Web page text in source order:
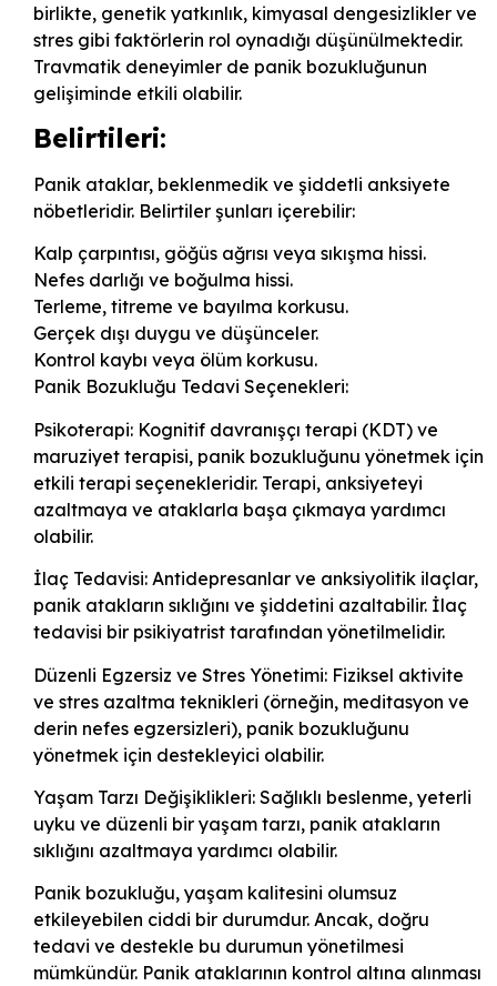
birlikte, genetik yatkınlık, kimyasal dengesizlikler ve
stres gibi faktörlerin rol oynadığı düşünülmektedir.
Travmatik deneyimler de panik bozukluğunun
gelişiminde etkili olabilir.
Belirtileri:
Panik ataklar, beklenmedik ve şiddetli anksiyete
nöbetleridir. Belirtiler şunları içerebilir:
Kalp çarpıntısı, göğüs ağrısı veya sıkışma hissi.
Nefes darlığı ve boğulma hissi.
Terleme, titreme ve bayılma korkusu.
Gerçek dışı duygu ve düşünceler.
Kontrol kaybı veya ölüm korkusu.
Panik Bozukluğu Tedavi Seçenekleri:
Psikoterapi: Kognitif davranışçı terapi (KDT) ve
maruziyet terapisi, panik bozukluğunu yönetmek için
etkili terapi seçenekleridir. Terapi, anksiyeteyi
azaltmaya ve ataklarla başa çıkmaya yardımcı
olabilir.
İlaç Tedavisi: Antidepresanlar ve anksiyolitik ilaçlar,
panik atakların sıklığını ve şiddetini azaltabilir. İlaç
tedavisi bir psikiyatrist tarafından yönetilmelidir.
Düzenli Egzersiz ve Stres Yönetimi: Fiziksel aktivite
ve stres azaltma teknikleri (örneğin, meditasyon ve
derin nefes egzersizleri), panik bozukluğunu
yönetmek için destekleyici olabilir.
Yaşam Tarzı Değişiklikleri: Sağlıklı beslenme, yeterli
uyku ve düzenli bir yaşam tarzı, panik atakların
sıklığını azaltmaya yardımcı olabilir.
Panik bozukluğu, yaşam kalitesini olumsuz
etkileyebilen ciddi bir durumdur. Ancak, doğru
tedavi ve destekle bu durumun yönetilmesi
mümkündür. Panik ataklarının kontrol altına alınması